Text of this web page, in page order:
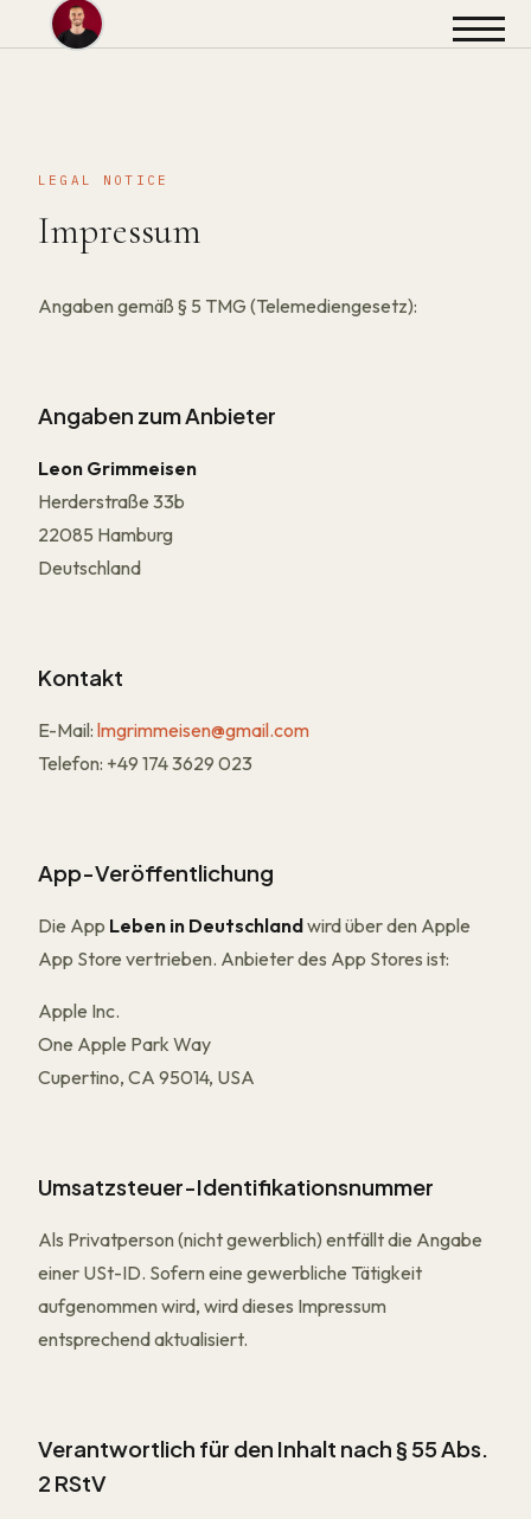
LEGAL NOTICE
Impressum
Angaben gemäß § 5 TMG (Telemediengesetz):
Angaben zum Anbieter
Leon Grimmeisen
Herderstraße 33b
22085 Hamburg
Deutschland
Kontakt
E-Mail: lmgrimmeisen@gmail.com
Telefon: +49 174 3629 023
App-Veröffentlichung
Die App Leben in Deutschlandwird über den Apple
App Store vertrieben. Anbieter des App Stores ist:
Apple Inc.
One Apple Park Way
Cupertino, CA 95014, USA
Umsatzsteuer-Identifikationsnummer
Als Privatperson (nicht gewerblich) entfällt die Angabe
einer USt-ID. Sofern eine gewerbliche Tätigkeit
aufgenommen wird, wird dieses Impressum
entsprechend aktualisiert.
Verantwortlich für den Inhalt nach § 55 Abs.
2 RStV